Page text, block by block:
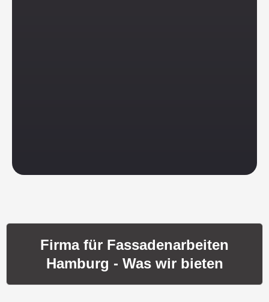
Firma für Fassadenarbeiten
Hamburg - Was wir bieten